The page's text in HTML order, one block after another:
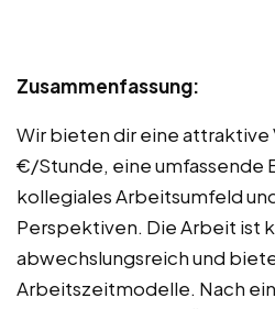
Zusammenfassung:
Wir bieten dir eine attraktive
€/Stunde, eine umfassende
kollegiales Arbeitsumfeld
Perspektiven. Die Arbeit ist
abwechslungsreich und
Arbeitszeitmodelle. Nach